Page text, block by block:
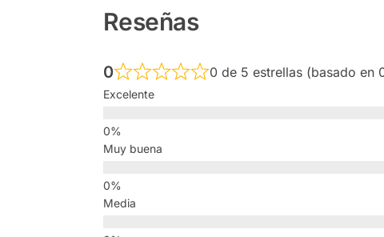
Reseñas
0 0 de 5 estrellas (basado en
Excelente
Muy buena
Media